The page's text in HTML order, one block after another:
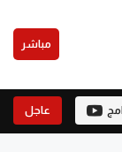
مباشر
عاجل